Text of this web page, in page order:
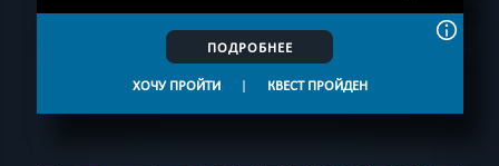
ПОДРОБНЕЕ
ХОЧУ ПРОЙТИ | КВЕСТ ПРОЙДЕН